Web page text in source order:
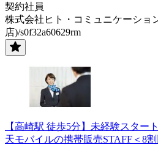
契約社員
株式会社ヒト・コミュニケーショ
店)/s0f32a60629rm
【高崎駅 徒歩5分】未経験スター
天モバイルの携帯販売STAFF＜8